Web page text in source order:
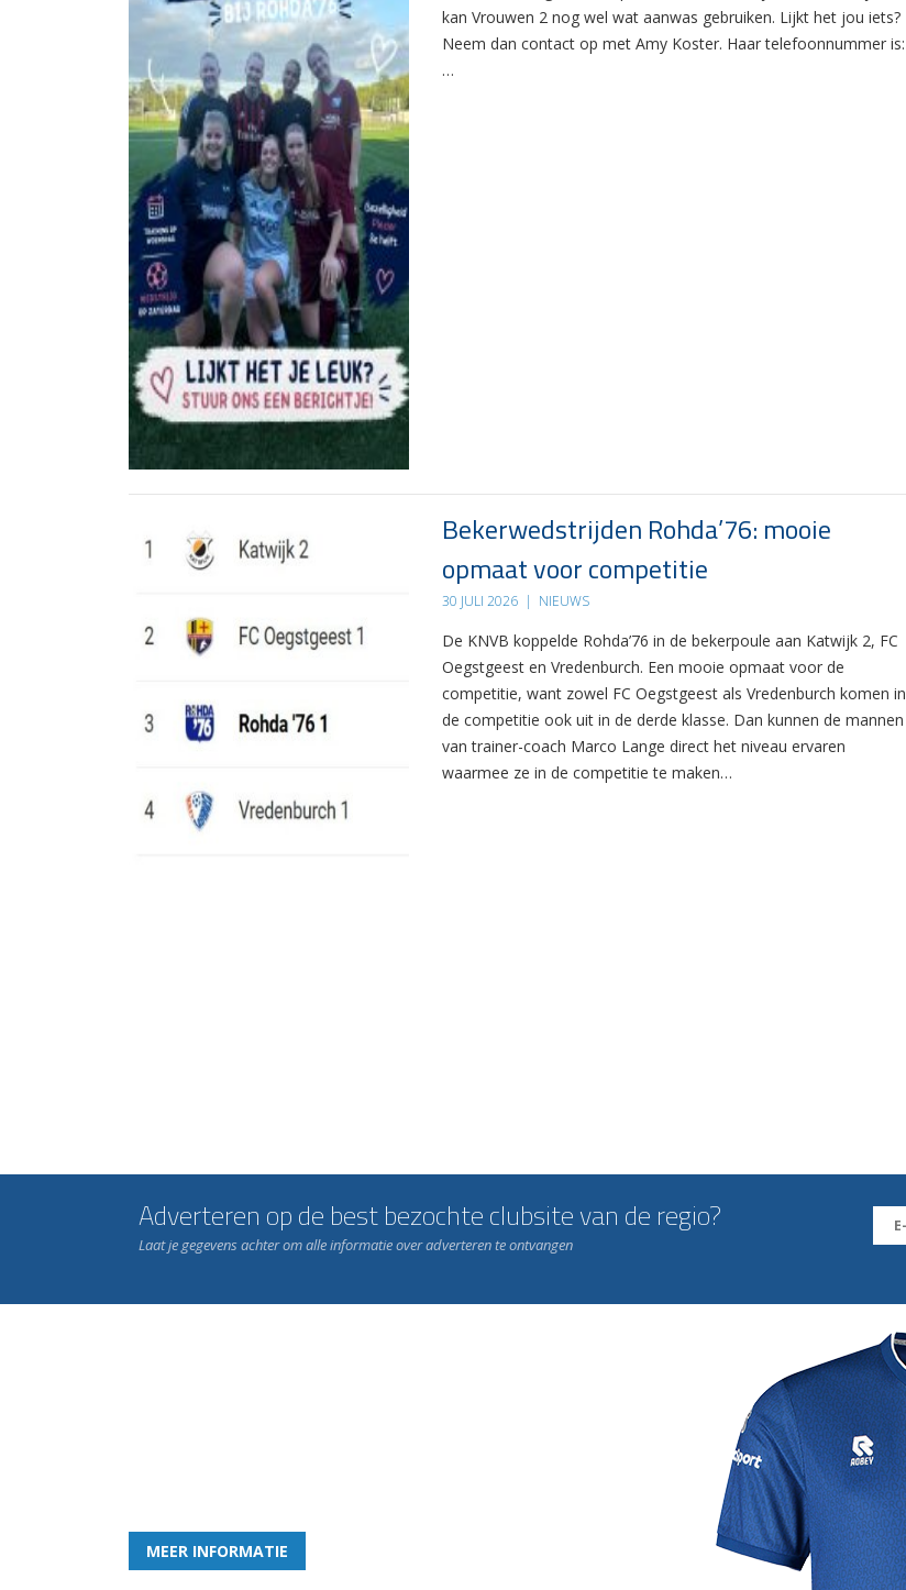
kan Vrouwen 2 nog wel wat aanwas gebruiken. Lijkt het jou iets?
Neem dan contact op met Amy Koster. Haar telefoonnummer is:
…
Bekerwedstrijden Rohda’76: mooie
opmaat voor competitie
30 JULI 2026 | NIEUWS
De KNVB koppelde Rohda’76 in de bekerpoule aan Katwijk 2, FC
Oegstgeest en Vredenburch. Een mooie opmaat voor de
competitie, want zowel FC Oegstgeest als Vredenburch komen in
de competitie ook uit in de derde klasse. Dan kunnen de mannen
van trainer-coach Marco Lange direct het niveau ervaren
waarmee ze in de competitie te maken…
Adverteren op de best bezochte clubsite van de regio?
Laat je gegevens achter om alle informatie over adverteren te ontvangen
MEER INFORMATIE